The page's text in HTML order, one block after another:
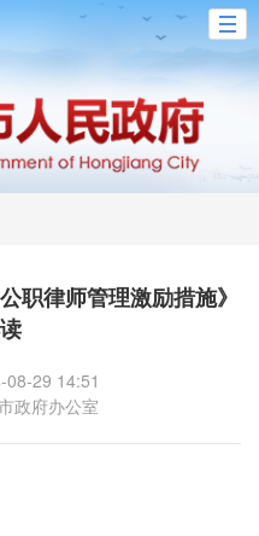
职律师管理激励措施》
08-29 14:51
政府办公室